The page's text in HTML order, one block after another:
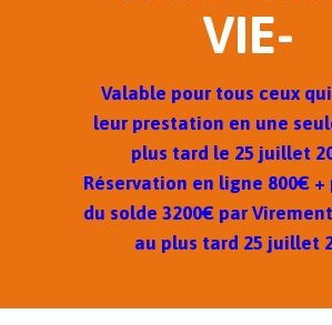
VIE-
Valable pour tous ceux
leur prestation en une
plus tard le 25 juillet
Réservation en ligne 800€
du solde 3200€ par
au plus tard 25 juillet